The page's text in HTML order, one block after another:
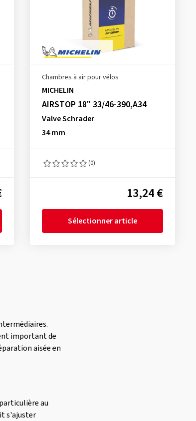
Chambres à air pour vélos
MICHELIN
AIRSTOP 18" 33/46-390,A34
Valve Schrader
34 mm
(0)
13,24 €
Sélectionner article
important de
aisée en
au
s'ajuster